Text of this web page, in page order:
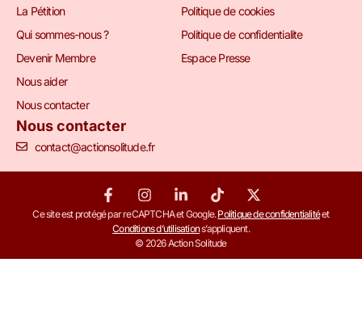
La Pétition
Qui sommes-nous ?
Devenir Membre
Nous aider
Nous contacter
Politique de cookies
Politique de confidentialite
Espace Presse
Nous contacter
contact@actionsolitude.fr
© 2026 Action Solitude
Ce site est protégé par reCAPTCHA et Google. Politique de confidentialitéet
Conditions d’utilisations’appliquent.